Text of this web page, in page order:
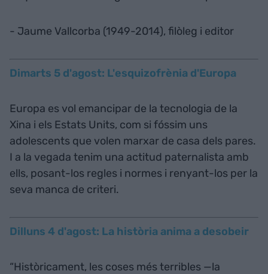
- Jaume Vallcorba (1949-2014), filòleg i editor
Dimarts 5 d'agost: L'esquizofrènia d'Europa
Europa es vol emancipar de la tecnologia de la
Xina i els Estats Units, com si fóssim uns
adolescents que volen marxar de casa dels pares.
I a la vegada tenim una actitud paternalista amb
ells, posant-los regles i normes i renyant-los per la
seva manca de criteri.
Dilluns 4 d'agost: La història anima a desobeir
“Històricament, les coses més terribles —la